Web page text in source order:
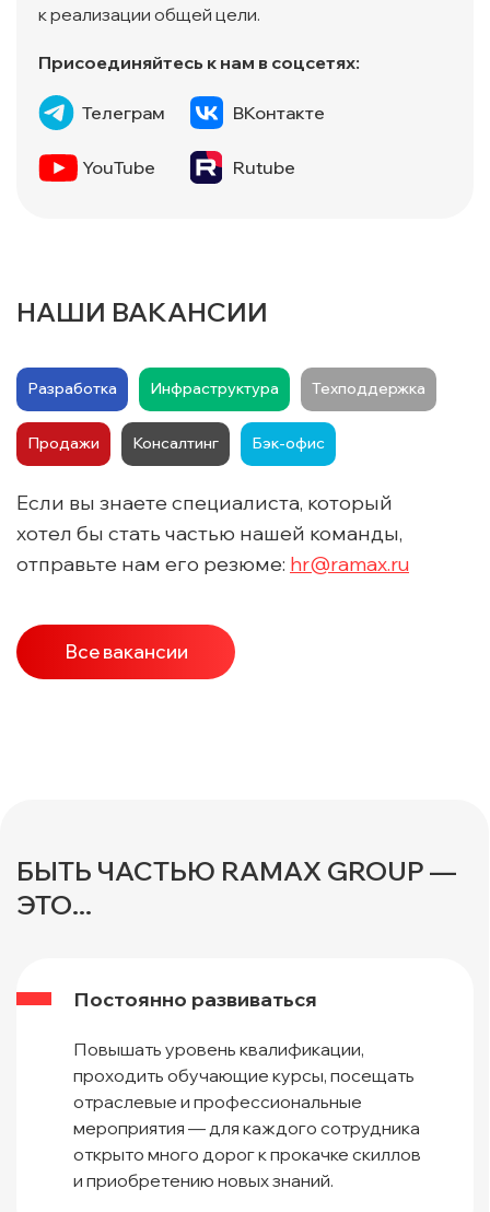
к реализации общей цели.
Присоединяйтесь к нам в соцсетях:
Телеграм ВКонтакте
YouTube Rutube
НАШИ ВАКАНСИИ
Разработка Инфраструктура Техподдержка
Продажи Консалтинг Бэк-офис
Если вы знаете специалиста, который
хотел бы стать частью нашей команды,
отправьте нам его резюме: hr@ramax.ru
Все вакансии
БЫТЬ ЧАСТЬЮ RAMAX GROUP —
ЭТО...
Постоянно развиваться
Повышать уровень квалификации,
проходить обучающие курсы, посещать
отраслевые и профессиональные
мероприятия — для каждого сотрудника
открыто много дорог к прокачке скиллов
и приобретению новых знаний.